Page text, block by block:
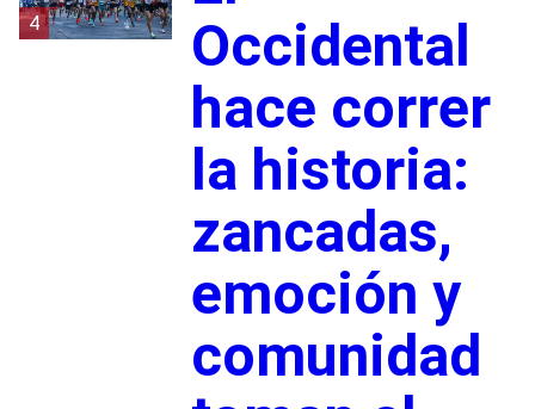
4
Occidental
hace correr
la historia:
zancadas,
emoción y
comunidad